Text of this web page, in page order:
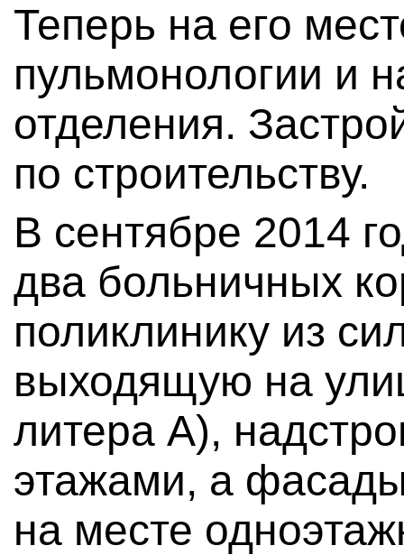
Теперь на его
пульмонологии и
отделения.
по строительству.
В сентябре 2014
два больничных
поликлинику из
выходящую на
литера А),
этажами, а
на месте